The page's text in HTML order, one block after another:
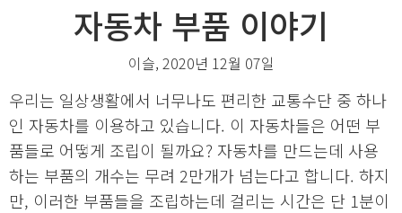
자동차 부품 이야기
이슬, 2020년 12월 07일
우리는 일상생활에서 너무나도 편리한 교통수단 중 하나
인 자동차를 이용하고 있습니다. 이 자동차들은 어떤 부
품들로 어떻게 조립이 될까요? 자동차를 만드는데 사용
하는 부품의 개수는 무려 2만개가 넘는다고 합니다. 하지
만, 이러한 부품들을 조립하는데 걸리는 시간은 단 1분이